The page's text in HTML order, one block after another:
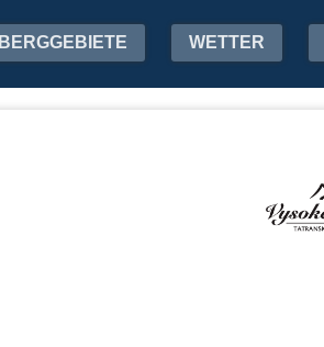
BERGGEBIETE WETTER